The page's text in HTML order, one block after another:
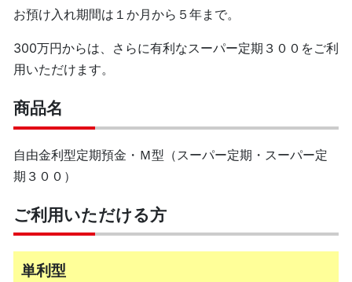
お預け入れ期間は１か月から５年まで。
300万円からは、さらに有利なスーパー定期３００をご利
用いただけます。
商品名
自由金利型定期預金・Ｍ型（スーパー定期・スーパー定
期３００）
ご利用いただける方
単利型